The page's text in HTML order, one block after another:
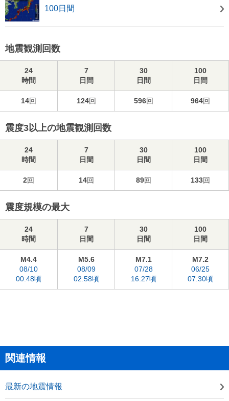
100日間
地震観測回数
24
時間
7
日間
30
日間
100
日間
14回 124回 596回 964回
震度3以上の地震観測回数
24
時間
7
日間
30
日間
100
日間
2回 14回 89回 133回
震度規模の最大
24
時間
7
日間
30
日間
100
日間
M4.4
08/10
00:48頃
M5.6
08/09
02:58頃
M7.1
07/28
16:27頃
M7.2
06/25
07:30頃
関連情報
最新の地震情報